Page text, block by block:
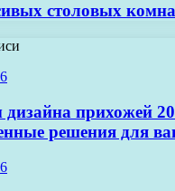
столовых
прихожей
решения для